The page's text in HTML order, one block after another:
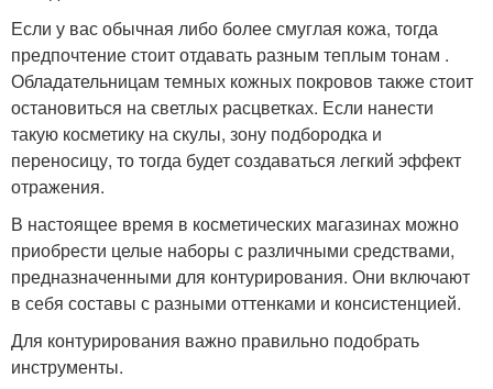
Если у вас обычная либо более смуглая кожа, тогда
предпочтение стоит отдавать разным теплым тонам .
Обладательницам темных кожных покровов также стоит
остановиться на светлых расцветках. Если нанести
такую косметику на скулы, зону подбородка и
переносицу, то тогда будет создаваться легкий эффект
отражения.
В настоящее время в косметических магазинах можно
приобрести целые наборы с различными средствами,
предназначенными для контурирования. Они включают
в себя составы с разными оттенками и консистенцией.
Для контурирования важно правильно подобрать
инструменты.